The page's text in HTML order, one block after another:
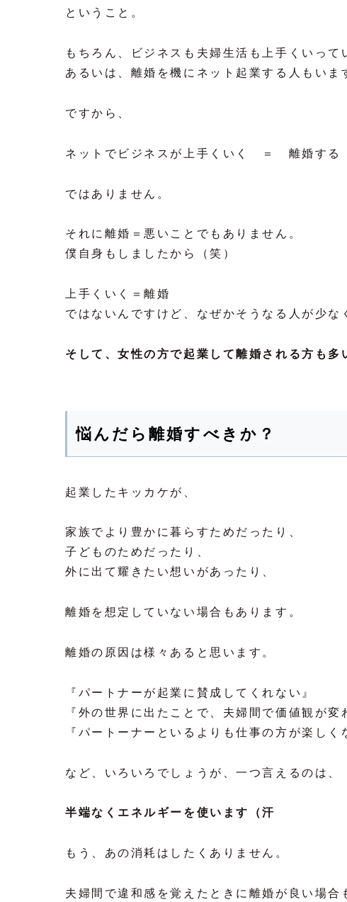
ということ。
もちろん、ビジネスも夫婦生活も上手くいって
あるいは、離婚を機にネット起業する人もいま
ですから、
ネットでビジネスが上手くいく ＝ 離婚する
ではありません。
それに離婚＝悪いことでもありません。
僕自身もしましたから（笑）
上手くいく＝離婚
ではないんですけど、なぜかそうなる人が少な
そして、女性の方で起業して離婚される方も多
悩んだら離婚すべきか？
起業したキッカケが、
家族でより豊かに暮らすためだったり、
子どものためだったり、
外に出て耀きたい想いがあったり、
離婚を想定していない場合もあります。
離婚の原因は様々あると思います。
『パートナーが起業に賛成してくれない』
『外の世界に出たことで、夫婦間で価値観が変
『パートーナーといるよりも仕事の方が楽しく
など、いろいろでしょうが、一つ言えるのは、
半端なくエネルギーを使います（汗
もう、あの消耗はしたくありません。
夫婦間で違和感を覚えたときに離婚が良い場